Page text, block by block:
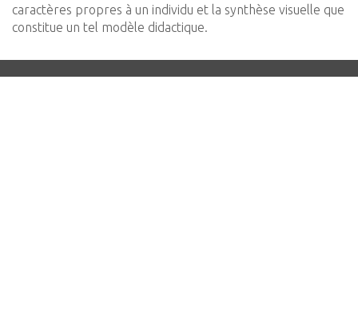
caractères propres à un individu et la synthèse visuelle que
constitue un tel modèle didactique.